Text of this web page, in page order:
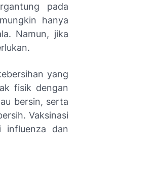
pada
hanya
Namun, jika
yang
fisik dengan
bersin, serta
Vaksinasi
influenza dan